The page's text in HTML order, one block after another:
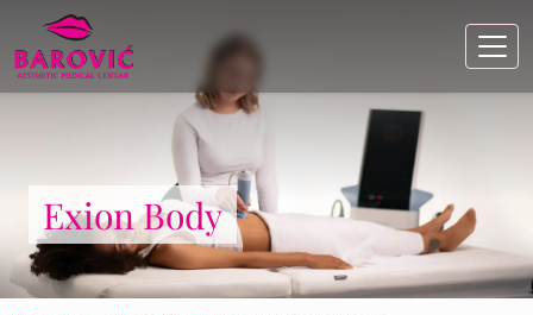
main
content
Exion Body